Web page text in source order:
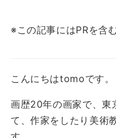
※この記事にはPRを含
こんにちはtomoです。
画歴20年の画家で、東
て、作家をしたり美術